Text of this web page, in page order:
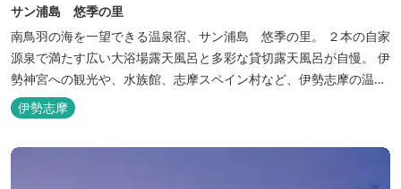
サン浦島 悠季の里
南鳥羽の海を一望できる温泉宿、サン浦島 悠季の里。 ２本の自家
源泉で満たす広い大浴場露天風呂と多彩な貸切露天風呂が自慢。 伊
勢神宮への観光や、水族館、志摩スペイン村など、伊勢志摩の温泉
旅行に お料理は伊勢志摩ならではの味覚が四季折々の旅を彩りま
す。 ～大浴場「まろびね庵」～ 敷地内より湧出する二つの源泉
「珠光の湯」「和みの湯」が 至福の癒しへとお誘い致します。 す
伊勢志摩